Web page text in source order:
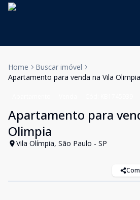
Home
Buscar imóvel
Apartamento para venda na Vila Olimpia
Apartamento para
Olimpia
Vila Olímpia, São Paulo - SP